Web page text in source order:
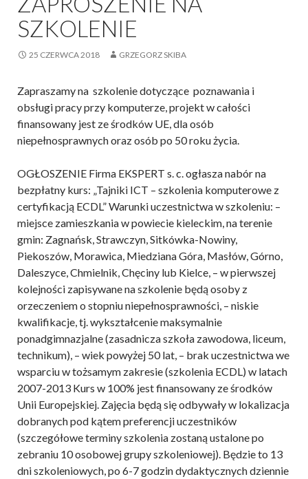
SZKOLENIE
25 CZERWCA 2018 GRZEGORZ SKIBA
Zapraszamy na szkolenie dotyczące poznawania i
obsługi pracy przy komputerze, projekt w całości
finansowany jest ze środków UE, dla osób
niepełnosprawnych oraz osób po 50 roku życia.
OGŁOSZENIE Firma EKSPERT s. c. ogłasza nabór na
bezpłatny kurs: „Tajniki ICT – szkolenia komputerowe z
certyfikacją ECDL” Warunki uczestnictwa w szkoleniu: –
miejsce zamieszkania w powiecie kieleckim, na terenie
gmin: Zagnańsk, Strawczyn, Sitkówka-Nowiny,
Piekoszów, Morawica, Miedziana Góra, Masłów, Górno,
Daleszyce, Chmielnik, Chęciny lub Kielce, – w pierwszej
kolejności zapisywane na szkolenie będą osoby z
orzeczeniem o stopniu niepełnosprawności, – niskie
kwalifikacje, tj. wykształcenie maksymalnie
ponadgimnazjalne (zasadnicza szkoła zawodowa, liceum,
technikum), – wiek powyżej 50 lat, – brak uczestnictwa we
wsparciu w tożsamym zakresie (szkolenia ECDL) w latach
2007-2013 Kurs w 100% jest finansowany ze środków
Unii Europejskiej. Zajęcia będą się odbywały w lokalizacja
dobranych pod kątem preferencji uczestników
(szczegółowe terminy szkolenia zostaną ustalone po
zebraniu 10 osobowej grupy szkoleniowej). Będzie to 13
dni szkoleniowych, po 6-7 godzin dydaktycznych dziennie